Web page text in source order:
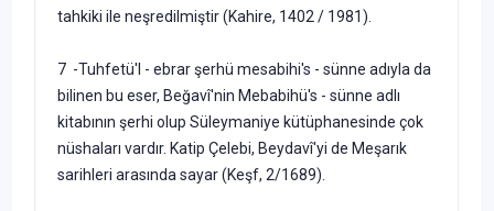
tah­kiki ile neşredilmiştir (Kahire, 1402 / 1981).
7 -Tuhfetü'l - ebrar şerhü mesabihi's - sünne adıyla da
bilinen bu eser, Beğavî'nin Mebabihü's - sünne adlı
kitabının şerhi olup Süley­maniye kütüphanesinde çok
nüshaları vardır. Katip Çelebi, Beydavî'yi de Meşarık
sarihleri arasında sayar (Keşf, 2/1689).